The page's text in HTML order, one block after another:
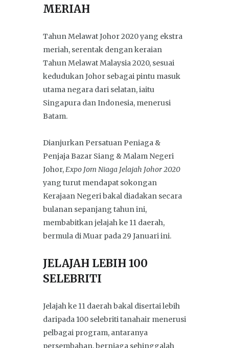
MERIAH
Tahun Melawat Johor 2020 yang ekstra
meriah, serentak dengan keraian
Tahun Melawat Malaysia 2020, sesuai
kedudukan Johor sebagai pintu masuk
utama negara dari selatan, iaitu
Singapura dan Indonesia, menerusi
Batam.
Dianjurkan Persatuan Peniaga &
Penjaja Bazar Siang & Malam Negeri
Johor, Expo Jom Niaga Jelajah Johor 2020
yang turut mendapat sokongan
Kerajaan Negeri bakal diadakan secara
bulanan sepanjang tahun ini,
membabitkan jelajah ke 11 daerah,
bermula di Muar pada 29 Januari ini.
JELAJAH LEBIH 100
SELEBRITI
Jelajah ke 11 daerah bakal disertai lebih
daripada 100 selebriti tanahair menerusi
pelbagai program, antaranya
persembahan, berniaga sehinggalah